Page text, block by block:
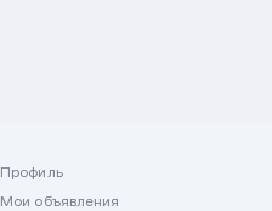
Профиль
Мои объявления